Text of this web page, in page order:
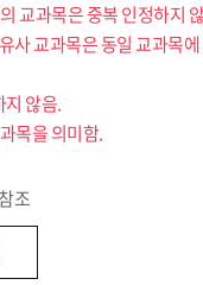
교과목은 중복 인정하지
사 교과목은 동일 교과목에
지 않음.
목을 의미함.
조